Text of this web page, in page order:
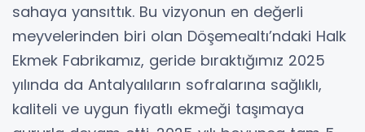
sahaya yansıttık. Bu vizyonun en değerli
meyvelerinden biri olan Döşemealtı’ndaki Halk
Ekmek Fabrikamız, geride bıraktığımız 2025
yılında da Antalyalıların sofralarına sağlıklı,
kaliteli ve uygun fiyatlı ekmeği taşımaya